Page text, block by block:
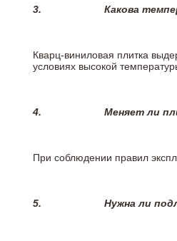
3. Какова
Кварц-виниловая плитка
условиях высокой
4. Меняет ли
При соблюдении правил
5. Нужна ли